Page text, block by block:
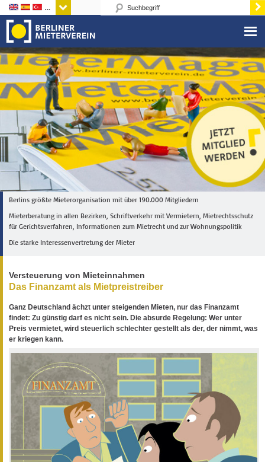
Sprachen
Berlins größte Mieterorganisation mit über 190.000 Mitgliedern
Mieterberatung in allen Bezirken, Schriftverkehr mit Vermietern, Mietrechtsschutz
für Gerichtsverfahren, Informationen zum Mietrecht und zur Wohnungspolitik
Die starke Interessenvertretung der Mieter
Versteuerung von Mieteinnahmen
Das Finanzamt als Mietpreistreiber
Ganz Deutschland ächzt unter steigenden Mieten, nur das Finanzamt
findet: Zu günstig darf es nicht sein. Die absurde Regelung: Wer unter
Preis vermietet, wird steuerlich schlechter gestellt als der, der nimmt, was
er kriegen kann.